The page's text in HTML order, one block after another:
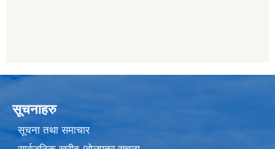
सूचनाहरु
सूचना तथा समाचार